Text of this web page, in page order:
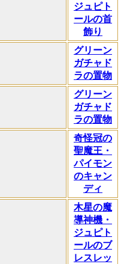
ジュピト
ールの首
飾り
グリーン
ガチャド
ラの置物
グリーン
ガチャド
ラの置物
奇怪冠の
聖魔王・
パイモン
のキャン
ディ
木星の魔
導神機・
ジュピト
ールのブ
レスレッ